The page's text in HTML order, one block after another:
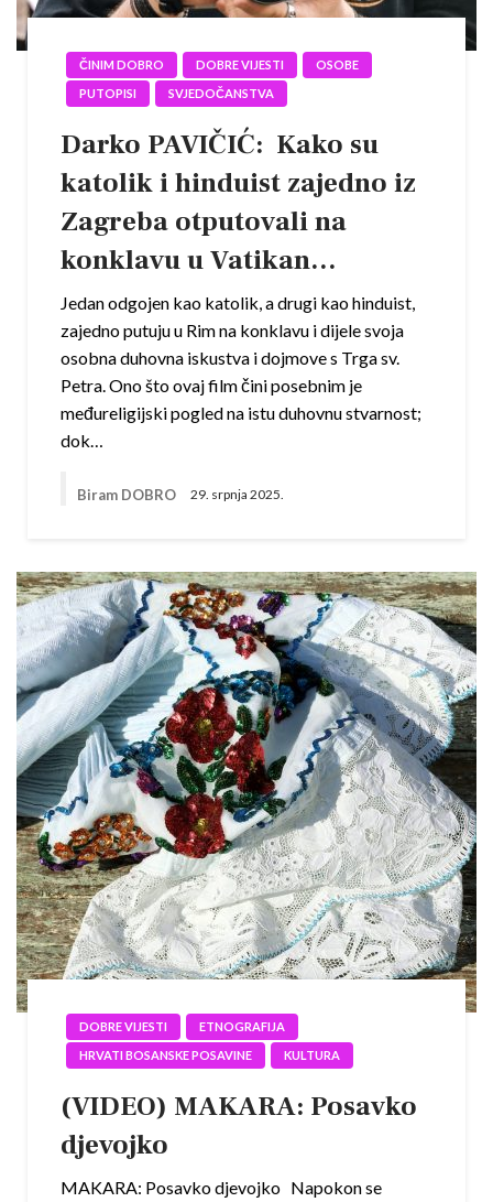
ČINIM DOBRO DOBRE VIJESTI
OSOBE
PUTOPISI
SVJEDOČANSTVA
Darko PAVIČIĆ: Kako su
katolik i hinduist zajedno iz
Zagreba otputovali na
konklavu u Vatikan…
Jedan odgojen kao katolik, a drugi kao hinduist,
zajedno putuju u Rim na konklavu i dijele svoja
osobna duhovna iskustva i dojmove s Trga sv.
Petra. Ono što ovaj film čini posebnim je
međureligijski pogled na istu duhovnu stvarnost;
dok…
Biram DOBRO 29. srpnja 2025.
DOBRE VIJESTI
ETNOGRAFIJA
HRVATI BOSANSKE POSAVINE
KULTURA
(VIDEO) MAKARA: Posavko
djevojko
MAKARA: Posavko djevojko Napokon se